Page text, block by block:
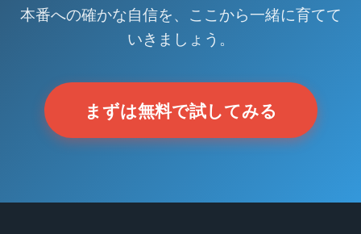
本番への確かな自信を、ここから一緒に育てて
いきましょう。
まずは無料で試してみる